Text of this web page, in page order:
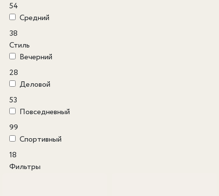
54
Средний
38
Стиль
Вечерний
28
Деловой
53
Повседневный
99
Спортивный
18
Фильтры